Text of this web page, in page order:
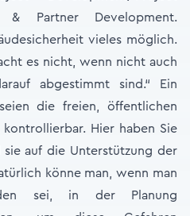
Partner Development.
vieles möglich.
es nicht, wenn nicht auch
abgestimmt sind.“ Ein
die freien, öffentlichen
kontrollierbar. Hier haben Sie
sie auf die Unterstützung der
könne man, wenn man
sei, in der Planung